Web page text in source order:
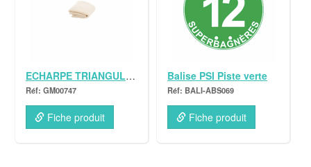
ECHARPE TRIANGULAIRE
GM00747
Fiche produit
Balise PSI Piste verte
BALI-ABS069
Fiche produit